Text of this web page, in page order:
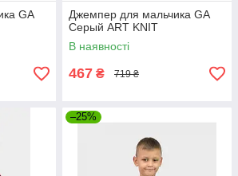
GA
Джемпер для мальчика GA
Серый ART KNIT
В наявності
467 ₴ 719 ₴
–25%